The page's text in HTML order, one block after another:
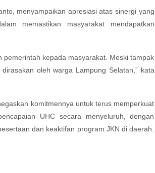
menyampaikan apresiasi atas sinergi yang
memastikan masyarakat mendapatkan
pemerintah kepada masyarakat. Meski tampak
oleh warga Lampung Selatan,” kata
komitmennya untuk terus memperkuat
UHC secara menyeluruh, dengan
dan keaktifan program JKN di daerah.